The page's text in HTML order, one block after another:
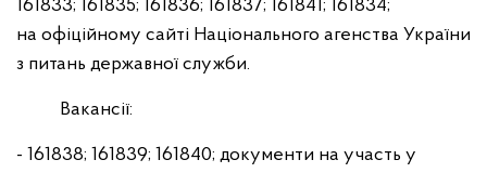
161833; 161835; 161836; 161837; 161841; 161834;
на офіційному сайті Національного агенства України
з питань державної служби.
Вакансії:
- 161838; 161839; 161840; документи на участь у